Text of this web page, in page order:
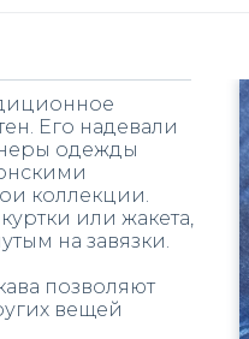
Его надевали
одежды
коллекции.
или жакета,
на завязки.
позволяют
вещей